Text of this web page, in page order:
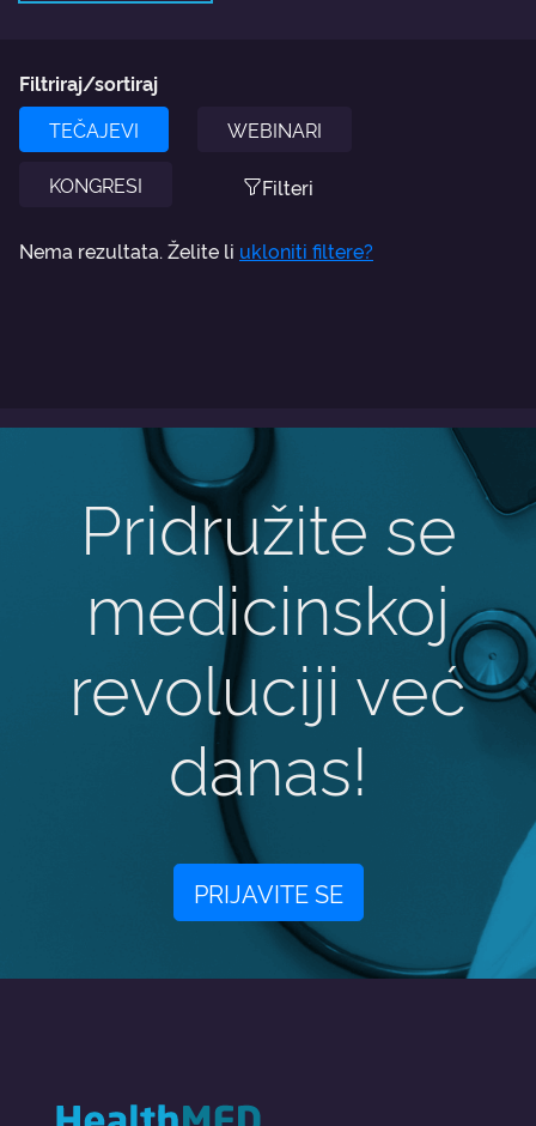
Filtriraj/sortiraj
TEČAJEVI
WEBINARI
KONGRESI Filteri
Nema rezultata. Želite li ukloniti filtere?
Pridružite se
medicinskoj
revoluciji već
danas!
PRIJAVITE SE